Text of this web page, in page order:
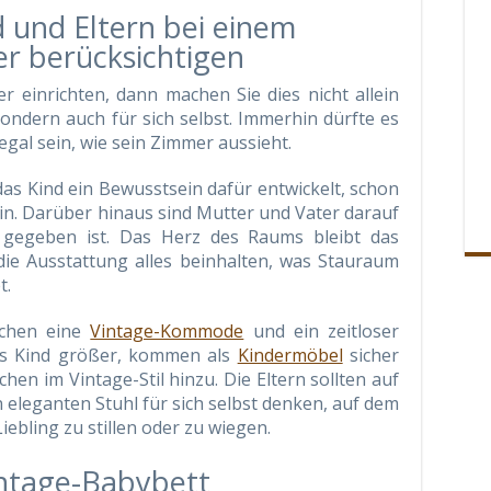
und Eltern bei einem
berücksichtigen
einrichten, dann machen Sie dies nicht allein
auch für sich selbst. Immerhin dürfte es
sein, wie sein Zimmer aussieht.
Kind ein Bewusstsein dafür entwickelt, schon
Darüber hinaus sind Mutter und Vater darauf
ist. Das Herz des Raums bleibt das
Ausstattung alles beinhalten, was Stauraum
eineVintage-Kommode und ein zeitloser
Kind größer, kommen als Kindermöbel sicher
im Vintage-Stil hinzu. Die Eltern sollten auf
Stuhl für sich selbst denken, auf dem
zu stillen oder zu wiegen.
Babybett